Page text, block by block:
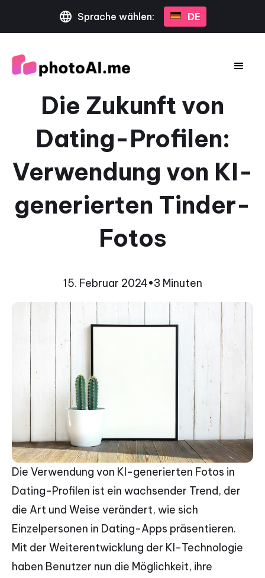
Sprache wählen: DE
Die Zukunft von
Dating-Profilen:
Verwendung von KI-
generierten Tinder-
Fotos
15. Februar 2024•3 Minuten
Die Verwendung von KI-generierten Fotos in
Dating-Profilen ist ein wachsender Trend, der
die Art und Weise verändert, wie sich
Einzelpersonen in Dating-Apps präsentieren.
Mit der Weiterentwicklung der KI-Technologie
haben Benutzer nun die Möglichkeit, ihre